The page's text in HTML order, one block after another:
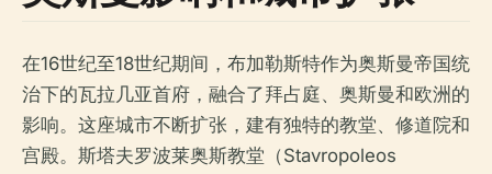
在16世纪至18世纪期间，布加勒斯特作为奥斯曼帝国统
治下的瓦拉几亚首府，融合了拜占庭、奥斯曼和欧洲的
影响。这座城市不断扩张，建有独特的教堂、修道院和
宫殿。斯塔夫罗波莱奥斯教堂（Stavropoleos